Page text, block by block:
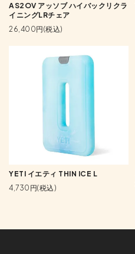
AS2OV アッソブ ハイバックリクラ
イニングLRチェア
26,400円(税込)
YETI イエティ THIN ICE L
4,730円(税込)